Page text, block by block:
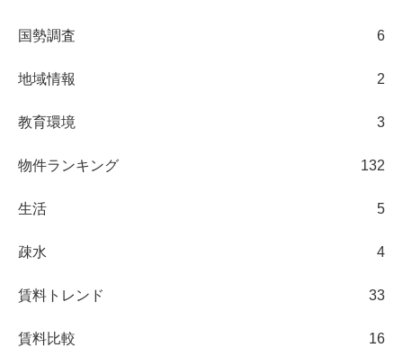
国勢調査 6
地域情報 2
教育環境 3
物件ランキング 132
生活 5
疎水 4
賃料トレンド 33
賃料比較 16